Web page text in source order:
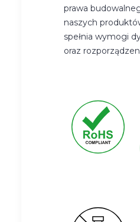
prawa
naszych
spełnia wymogi
oraz